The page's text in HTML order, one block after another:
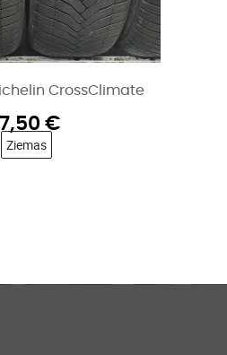
ice contact 3
25,00
Ziemas